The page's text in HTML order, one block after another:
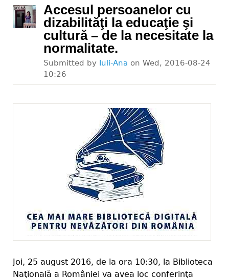
Accesul persoanelor cu
dizabilităţi la educaţie şi
cultură – de la necesitate la
normalitate.
Submitted by Iuli-Ana on Wed, 2016-08-24
10:26
Joi, 25 august 2016, de la ora 10:30, la Biblioteca
Naţională a României va avea loc conferinţa